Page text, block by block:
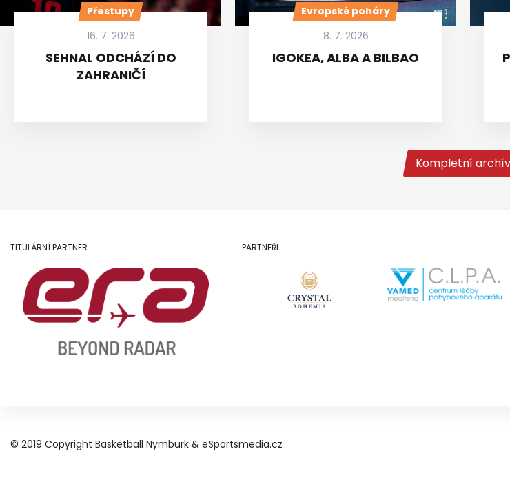
Přestupy
16. 7. 2026
SEHNAL ODCHÁZÍ DO
ZAHRANIČÍ
Evropské poháry
8. 7. 2026
IGOKEA, ALBA A BILBAO
Kompletní archív
TITULÁRNÍ PARTNER PARTNEŘI
© 2019 Copyright Basketball Nymburk & eSportsmedia.cz